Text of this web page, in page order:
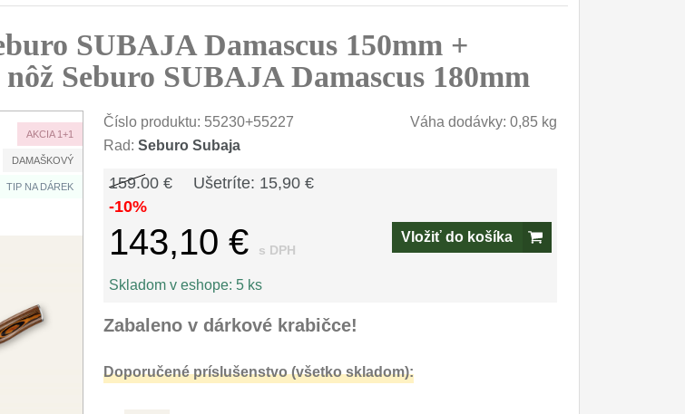
SUBAJA Damascus 150mm +
Seburo SUBAJA Damascus 180mm
AKCIA 1+1
DAMAŠKOVÝ
TIP NA DÁREK
Číslo produktu: 55230+55227
Váha dodávky: 0,85 kg
Rad: Seburo Subaja
159.00 € Ušetríte: 15,90 €
-10%
143,10 € s DPH
Vložiť do košíka
Skladom v eshope: 5 ks
Zabaleno v dárkové krabičce!
Doporučené príslušenstvo (všetko skladom):